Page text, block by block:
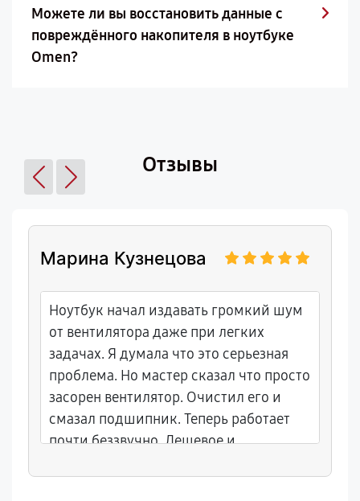
Можете ли вы восстановить данные с
повреждённого накопителя в ноутбуке
Omen?
Отзывы
Марина Кузнецова
Ноутбук начал издавать громкий шум
от вентилятора даже при легких
задачах. Я думала что это серьезная
проблема. Но мастер сказал что просто
засорен вентилятор. Очистил его и
смазал подшипник. Теперь работает
почти беззвучно. Дешевое и